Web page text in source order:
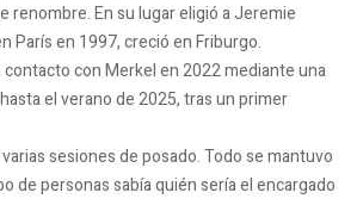
En su lugar eligió a Jeremie
París en 1997, creció en Friburgo.
con Merkel en 2022 mediante una
el verano de 2025, tras un primer
sesiones de posado. Todo se mantuvo
de personas sabía quién sería el encargado